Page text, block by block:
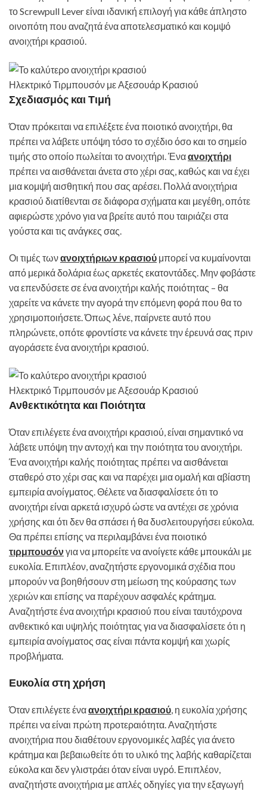
το Screwpull Lever είναι ιδανική επιλογή για κάθε άπληστο
οινοπότη που αναζητά ένα αποτελεσματικό και κομψό
ανοιχτήρι κρασιού.
Ηλεκτρικό Τιρμπουσόν με Αξεσουάρ Κρασιού
Σχεδιασμός και Τιμή
Όταν πρόκειται να επιλέξετε ένα ποιοτικό ανοιχτήρι, θα
πρέπει να λάβετε υπόψη τόσο το σχέδιο όσο και το σημείο
τιμής στο οποίο πωλείται το ανοιχτήρι. Έναανοιχτήρι
πρέπει να αισθάνεται άνετα στο χέρι σας, καθώς και να έχει
μια κομψή αισθητική που σας αρέσει. Πολλά ανοιχτήρια
κρασιού διατίθενται σε διάφορα σχήματα και μεγέθη, οπότε
αφιερώστε χρόνο για να βρείτε αυτό που ταιριάζει στα
γούστα και τις ανάγκες σας.
Οι τιμές τωνανοιχτήριων κρασιού μπορεί να κυμαίνονται
από μερικά δολάρια έως αρκετές εκατοντάδες. Μην φοβάστε
να επενδύσετε σε ένα ανοιχτήρι καλής ποιότητας – θα
χαρείτε να κάνετε την αγορά την επόμενη φορά που θα το
χρησιμοποιήσετε. Όπως λένε, παίρνετε αυτό που
πληρώνετε, οπότε φροντίστε να κάνετε την έρευνά σας πριν
αγοράσετε ένα ανοιχτήρι κρασιού.
Ηλεκτρικό Τιρμπουσόν με Αξεσουάρ Κρασιού
Ανθεκτικότητα και Ποιότητα
Όταν επιλέγετε ένα ανοιχτήρι κρασιού, είναι σημαντικό να
λάβετε υπόψη την αντοχή και την ποιότητα του ανοιχτήρι.
Ένα ανοιχτήρι καλής ποιότητας πρέπει να αισθάνεται
σταθερό στο χέρι σας και να παρέχει μια ομαλή και αβίαστη
εμπειρία ανοίγματος. Θέλετε να διασφαλίσετε ότι το
ανοιχτήρι είναι αρκετά ισχυρό ώστε να αντέχει σε χρόνια
χρήσης και ότι δεν θα σπάσει ή θα δυσλειτουργήσει εύκολα.
Θα πρέπει επίσης να περιλαμβάνει ένα ποιοτικό
τιρμπουσόνγια να μπορείτε να ανοίγετε κάθε μπουκάλι με
ευκολία. Επιπλέον, αναζητήστε εργονομικά σχέδια που
μπορούν να βοηθήσουν στη μείωση της κούρασης των
χεριών και επίσης να παρέχουν ασφαλές κράτημα.
Αναζητήστε ένα ανοιχτήρι κρασιού που είναι ταυτόχρονα
ανθεκτικό και υψηλής ποιότητας για να διασφαλίσετε ότι η
εμπειρία ανοίγματος σας είναι πάντα κομψή και χωρίς
προβλήματα.
Ευκολία στη χρήση
Όταν επιλέγετε έναανοιχτήρι κρασιού, η ευκολία χρήσης
πρέπει να είναι πρώτη προτεραιότητα. Αναζητήστε
ανοιχτήρια που διαθέτουν εργονομικές λαβές για άνετο
κράτημα και βεβαιωθείτε ότι το υλικό της λαβής καθαρίζεται
εύκολα και δεν γλιστράει όταν είναι υγρό. Επιπλέον,
αναζητήστε ανοιχτήρια με απλές οδηγίες για την εξαγωγή